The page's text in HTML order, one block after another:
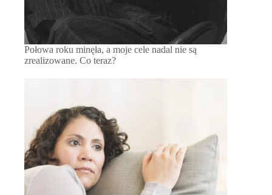
Połowa roku minęła, a moje cele nadal nie są
zrealizowane. Co teraz?